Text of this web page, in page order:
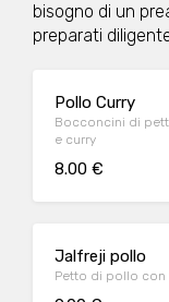
bisogno di un
preparati
Pollo Curry
Bocconcini di petto di pollo con salsa di pomodoro, cipolle
e curry
8.00 €
Jalfreji pollo
Petto di pollo con